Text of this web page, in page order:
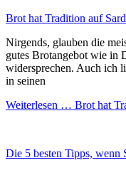
Brot hat Tradition auf
Nirgends, glauben die
gutes Brotangebot wie in
widersprechen. Auch ich
in seinen
Weiterlesen … Brot hat
Die 5 besten Tipps, wenn